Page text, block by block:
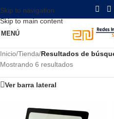
Skip to navigation
Skip to main content
MENÚ
Inicio/Tienda/Resultados de
Mostrando 6 resultados
Ver barra lateral